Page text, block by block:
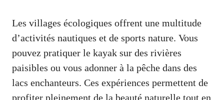
Les villages écologiques offrent une multitude
d’activités nautiques et de sports nature. Vous
pouvez pratiquer le kayak sur des rivières
paisibles ou vous adonner à la pêche dans des
lacs enchanteurs. Ces expériences permettent de
profiter pleinement de la beauté naturelle tout en